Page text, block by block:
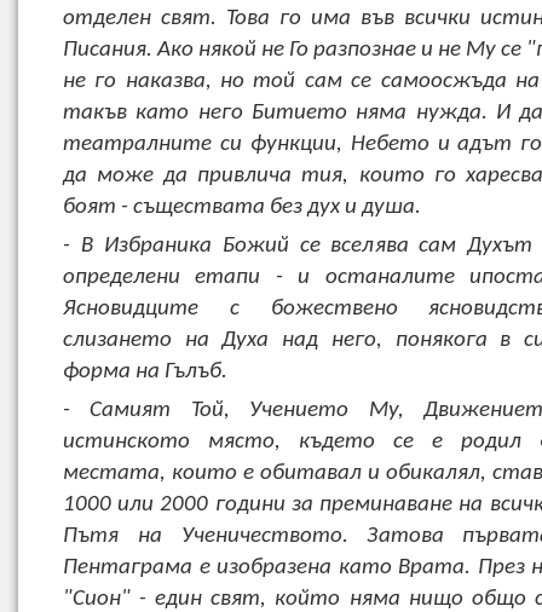
отделен свят. Това го има във всички
Писания. Ако някой не Го разпознае и не Му се
не го наказва, но той сам се самоосжъда
такъв като него Битието няма нужда. И
театралните си функции, Небето и адът
да може да привлича тия, които го
боят - съществата без дух и душа.
- В Избраника Божий се вселява сам
определени етапи - и останалите
Ясновидците с божествено
слизането на Духа над него, понякога в
форма на Гълъб.
- Самият Той, Учението Му,
истинското място, където се е родил
местата, които е обитавал и обикалял,
1000 или 2000 години за преминаване на
Пътя на Ученичеството. Затова
Пентаграма е изобразена като Врата. През
"Сион" - един свят, който няма нищо общо